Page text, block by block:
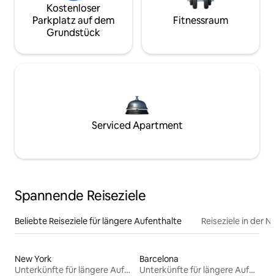
Kostenloser
Parkplatz auf dem
Grundstück
Fitnessraum
Serviced Apartment
Spannende Reiseziele
Beliebte Reiseziele für längere Aufenthalte Reiseziele in der
New York
Unterkünfte für längere Aufenthalte
Barcelona
Unterkünfte für längere Aufenthalte